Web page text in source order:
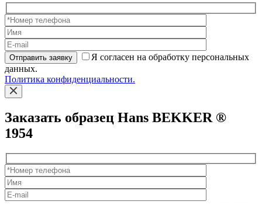
Отправить заявку
Я согласен на обработку персональных
данных.
Политика конфиденциальности.
Заказать образец Hans BEKKER ®
1954